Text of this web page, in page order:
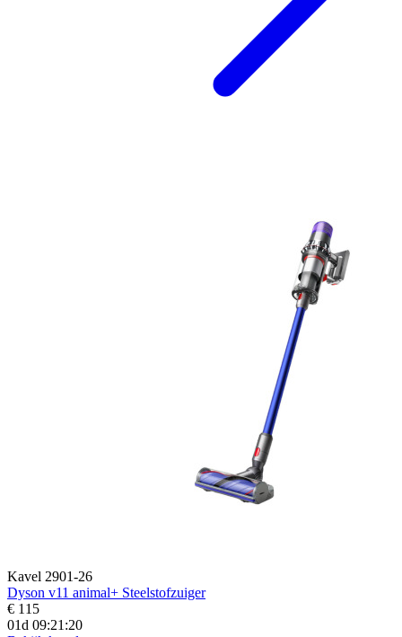
Kavel 2901-26
Dyson v11 animal+ Steelstofzuiger
€ 115
01d 09:21:19